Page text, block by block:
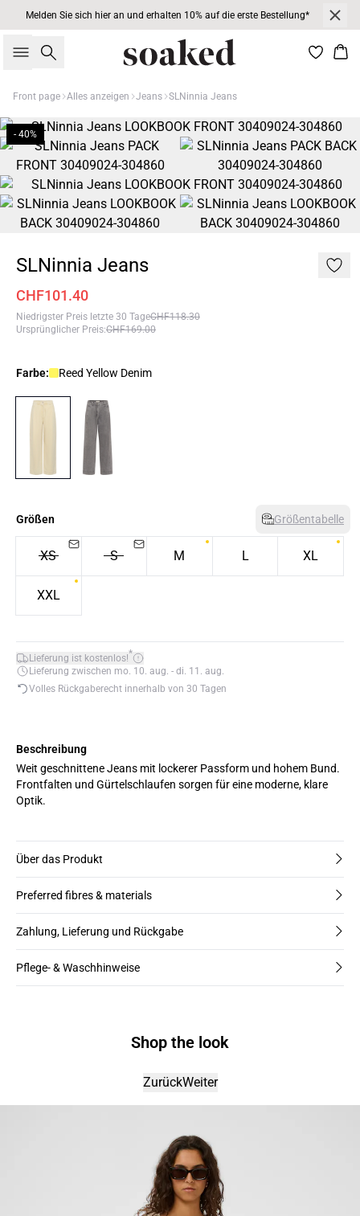
Melden Sie sich hier an und erhalten 10% auf die erste Bestellung*
Suche
Front page Alles anzeigen Jeans SLNinnia Jeans
- 40%
SLNinnia Jeans
CHF101.40
Niedrigster Preis letzte 30 TageCHF118.30
Ursprünglicher Preis:CHF169.00
Farbe: Reed Yellow Denim
Größen Größentabelle
XS S M L XL
XXL
Lieferung ist kostenlos!*
Lieferung zwischen mo. 10. aug. - di. 11. aug.
Volles Rückgaberecht innerhalb von 30 Tagen
Beschreibung
Weit geschnittene Jeans mit lockerer Passform und hohem Bund.
Frontfalten und Gürtelschlaufen sorgen für eine moderne, klare
Optik.
Über das Produkt
Preferred fibres & materials
Zahlung, Lieferung und Rückgabe
Pflege- & Waschhinweise
Shop the look
ZurückWeiter